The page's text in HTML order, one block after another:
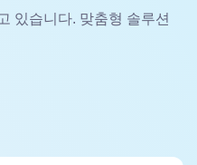
있습니다. 맞춤형 솔루션